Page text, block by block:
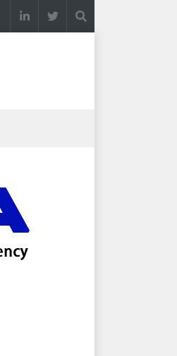
DRAGAN OSTOJIĆ: Moj karakter je